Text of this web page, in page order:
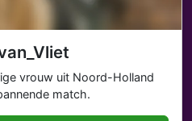
vrouw uit Noord-Holland
match.